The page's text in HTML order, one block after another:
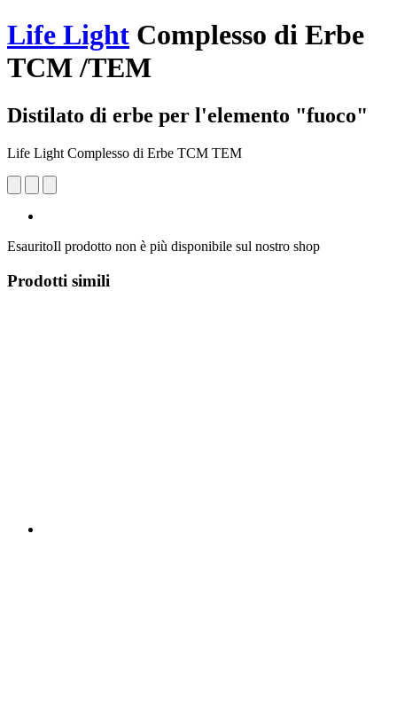
Life Light Complesso di Erbe
TCM /TEM
Distilato di erbe per l'elemento "fuoco"
Life Light Complesso di Erbe TCM TEM
EsauritoIl prodotto non è più disponibile sul nostro shop
Prodotti simili